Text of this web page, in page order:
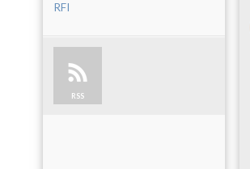
RFI
RSS